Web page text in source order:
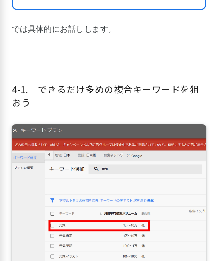
では具体的にお話しします。
4-1. できるだけ多めの複合キーワードを狙
おう